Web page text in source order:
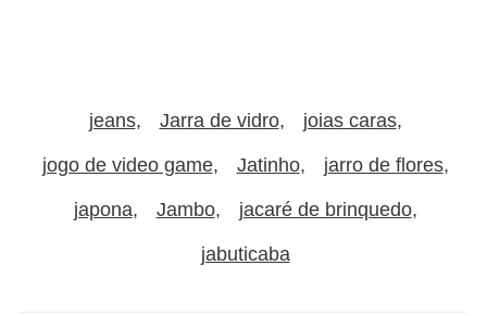
jeans Jarra de vidro joias caras
jogo de video game Jatinho jarro de flores
japona Jambo jacaré de brinquedo
jabuticaba